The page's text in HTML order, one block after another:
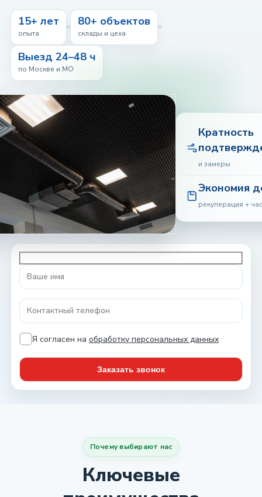
15+ лет
опыта
80+ объектов
склады и цеха
Выезд 24–48 ч
по Москве и МО
Кратность
и замеры
Экономия
рекуперация +
Я согласен на обработку персональных данных
Почему выбирают нас
Ключевые